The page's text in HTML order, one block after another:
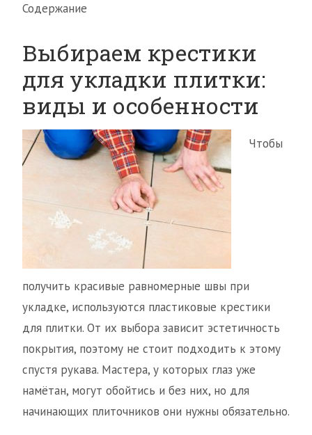
Содержание
Выбираем крестики
для укладки плитки:
виды и особенности
Чтобы
получить красивые равномерные швы при
укладке, используются пластиковые крестики
для плитки. От их выбора зависит эстетичность
покрытия, поэтому не стоит подходить к этому
спустя рукава. Мастера, у которых глаз уже
намётан, могут обойтись и без них, но для
начинающих плиточников они нужны обязательно.